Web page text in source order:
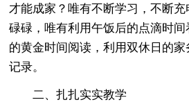
才能成家？唯有不断学习，不断
碌碌，唯有利用午饭后的点滴时
的黄金时间阅读，利用双休日的家
记录。
二、扎扎实实教学